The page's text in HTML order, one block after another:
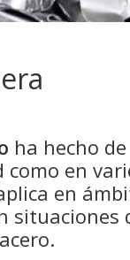
ha hecho
en
en